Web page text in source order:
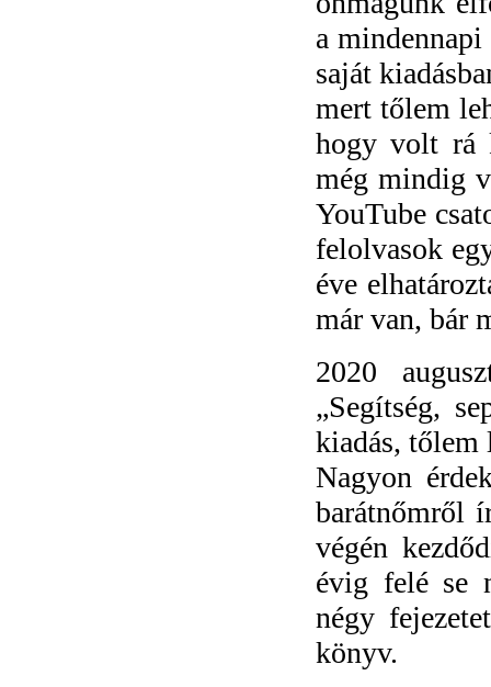
a mindennapi
saját
mert tőlem
hogy volt rá
még mindig
YouTube
felolvasok
éve
már van, bár
2020
„Segítség,
kiadás, tőlem
Nagyon
barátnőmről
végén
évig felé se
négy
könyv.